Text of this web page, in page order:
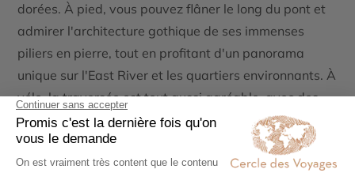
dorées. À pied, vous pouvez flâner le long du pont et
admirer l'architecture gothique de ses immenses
piliers en pierre, tout en profitant d'un panorama
unique sur l'East River et les quartiers environnants. À
vélo, la traversée est tout aussi agréable, avec des
pistes cyclables dédiées qui permettent de profiter
pleinement du paysage sans les tracas de la
circulation. Cette expérience est incontournable pour